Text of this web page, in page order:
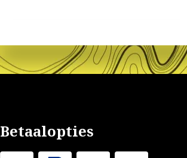
Betaalopties